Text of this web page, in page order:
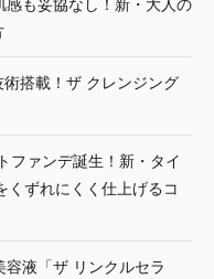
術搭載！ザ クレンジング
ファンデ誕生！新・タイ
くずれにくく仕上げるコ
容液「ザ リンクルセラ